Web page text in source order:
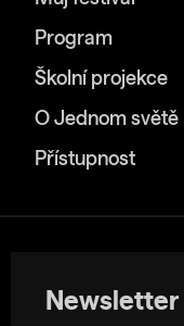
Program
Školní projekce
O Jednom světě
Přístupnost
Newsletter